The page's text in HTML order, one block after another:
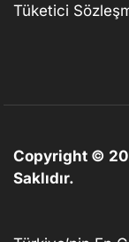
Tüketici
Copyright ©
Saklıdır.